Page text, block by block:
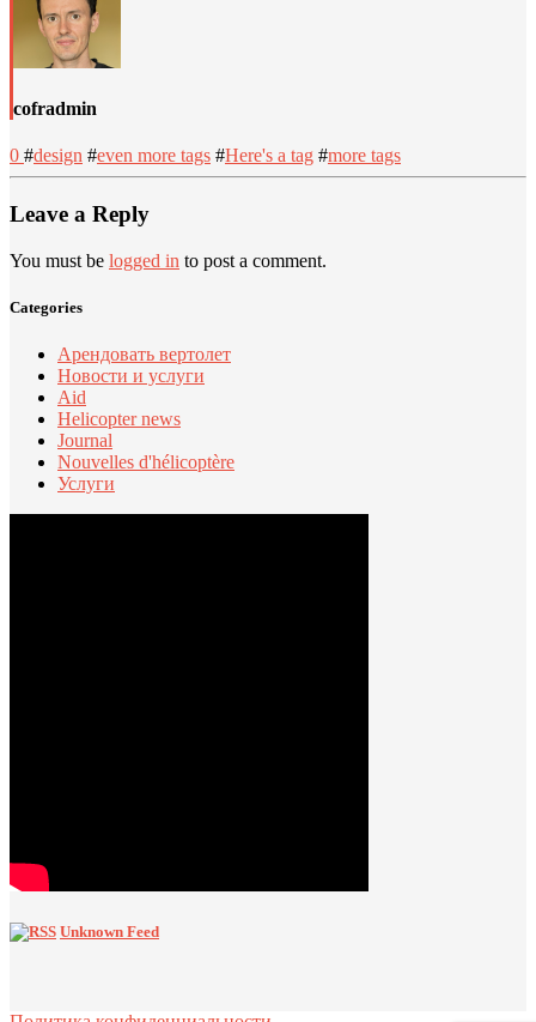
cofradmin
0 #design #even more tags #Here's a tag #more tags
Leave a Reply
You must be logged in to post a comment.
Categories
Арендовать вертолет
Новости и услуги
Aid
Helicopter news
Journal
Nouvelles d'hélicoptère
Услуги
Unknown Feed